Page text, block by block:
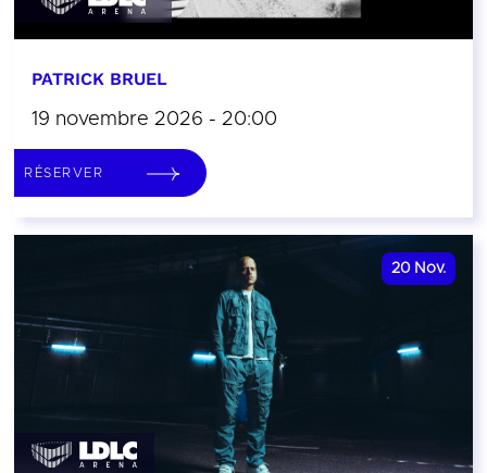
PATRICK BRUEL
19 novembre 2026 - 20:00
RÉSERVER
20 Nov.